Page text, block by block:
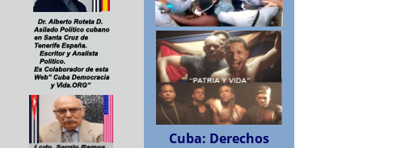
Cuba: Derechos